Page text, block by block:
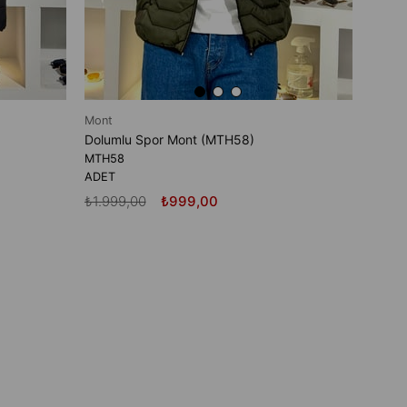
Mont
Dolumlu Spor Mont (MTH58)
MTH58
ADET
₺999,00
₺1.999,00